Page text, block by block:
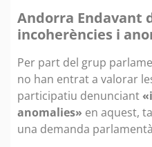
Andorra Endavant
incoherències i
Per part del grup
no han entrat a valorar
participatiu denunciant
anomalies» en aquest,
una demanda